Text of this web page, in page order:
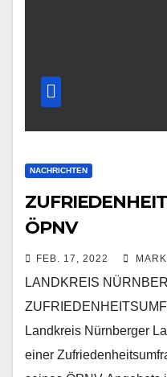
NACHRICHTEN
ÖPNV
FEB. 17, 2022
LANDKREIS
Landkreis Nürnberger
einer